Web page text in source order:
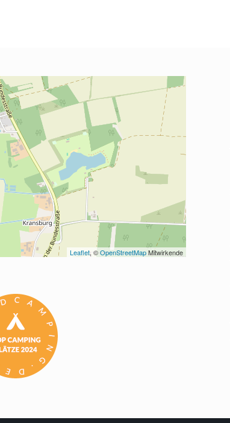
Leaflet, © OpenStreetMap Mitwirkende